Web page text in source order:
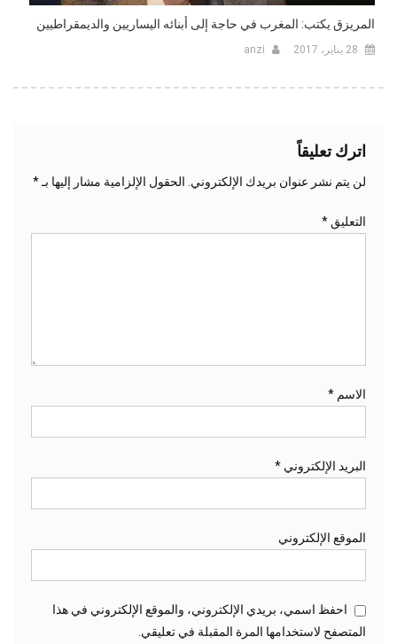
المريزق يكتب: المغرب في حاجة إلى أبنائه اليساريين والديمقراطيين‎
28 يناير، 2017 anzi
اترك تعليقاً
لن يتم نشر عنوان بريدك الإلكتروني. الحقول الإلزامية مشار إليها بـ*
التعليق *
الاسم *
البريد الإلكتروني *
الموقع الإلكتروني
احفظ اسمي، بريدي الإلكتروني، والموقع الإلكتروني في هذا
المتصفح لاستخدامها المرة المقبلة في تعليقي.